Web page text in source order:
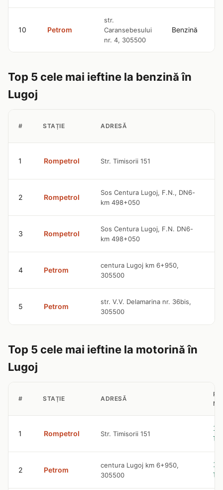
10 Petrom
str.
Caransebesului
nr. 4, 305500
Benzină
Top 5 cele mai ieftine la benzină în
Lugoj
# STAȚIE ADRESĂ
1 Rompetrol Str. Timisorii 151
2 Rompetrol
Sos Centura Lugoj, F.N., DN6-
km 498+050
3 Rompetrol
Sos Centura Lugoj, F.N. DN6-
km 498+050
4 Petrom
centura Lugoj km 6+950,
305500
5 Petrom
str. V.V. Delamarina nr. 36bis,
305500
Top 5 cele mai ieftine la motorină în
Lugoj
# STAȚIE ADRESĂ
1 Rompetrol Str. Timisorii 151
2 Petrom
centura Lugoj km 6+950,
305500